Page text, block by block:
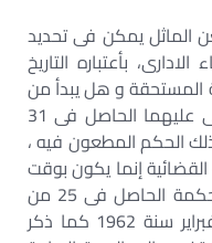
الماثل يمكن فى تحديد
بأعتباره التاريخ
المستحقة و هل يبدأ من
وقت أعلان صحيفة الدعوى للمدعى عليهما الحاصل فى 31
إلى ذلك الحكم المطعون فيه ،
القضائية إنما يكون بوقت
ايداع صحيفة الدعوى سكرتارية المحكمة الحاصل فى 25 من
فبراير سنة 1967- و ليس 25 من فبراير سنة 1962 كما ذكر